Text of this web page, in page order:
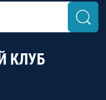
КЛУБ